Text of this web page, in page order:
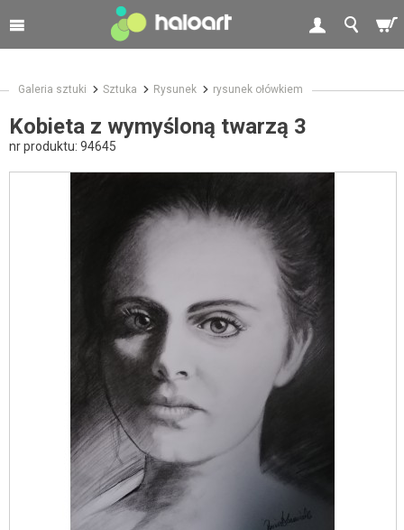
Galeria sztuki Sztuka Rysunek rysunek ołówkiem
Kobieta z wymyśloną twarzą 3
nr produktu: 94645